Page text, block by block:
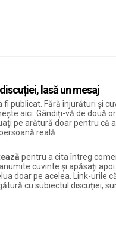
lasă un mesaj
fi publicat. Fără înjurături și
aici. Gândiți-vă de două
pe arătură doar pentru că
reală.
pentru a cita întreg
cuvinte și apăsați
doar pe acelea. Link-urile
cu subiectul discuției,